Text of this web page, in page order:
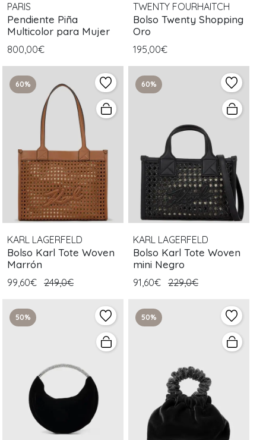
PARIS
Pendiente Piña
Multicolor para Mujer
800,00€
TWENTY FOURHAITCH
Bolso Twenty Shopping
Oro
195,00€
60%
KARL LAGERFELD
Bolso Karl Tote Woven
Marrón
99,60€ 249,0€
60%
KARL LAGERFELD
Bolso Karl Tote Woven
mini Negro
91,60€ 229,0€
50% 50%